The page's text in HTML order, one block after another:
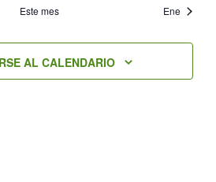
Este mes Ene
AL CALENDARIO